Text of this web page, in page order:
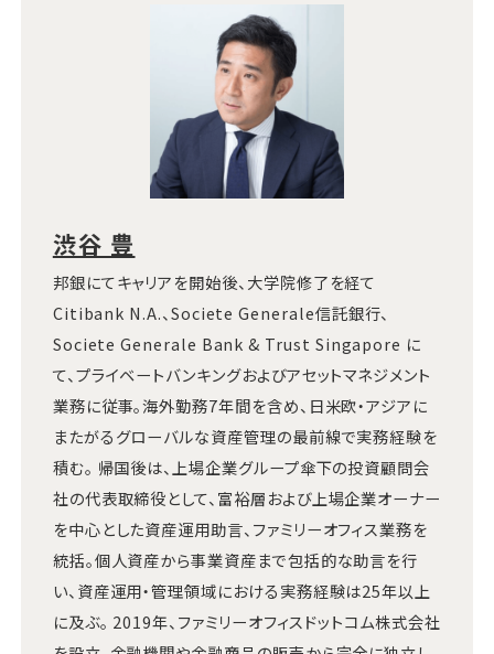
渋谷 豊
邦銀にてキャリアを開始後、大学院修了を経て
Citibank N.A.、Societe Generale信託銀行、
Societe Generale Bank & Trust Singapore に
て、プライベートバンキングおよびアセットマネジメント
業務に従事。海外勤務7年間を含め、日米欧・アジアに
またがるグローバルな資産管理の最前線で実務経験を
積む。 帰国後は、上場企業グループ傘下の投資顧問会
社の代表取締役として、富裕層および上場企業オーナー
を中心とした資産運用助言、ファミリーオフィス業務を
統括。個人資産から事業資産まで包括的な助言を行
い、資産運用・管理領域における実務経験は25年以上
に及ぶ。 2019年、ファミリーオフィスドットコム株式会社